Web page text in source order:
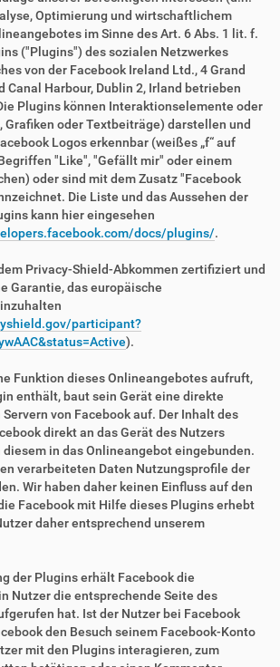
Optimierung und wirtschaftlichem
im Sinne des Art. 6 Abs. 1 lit. f.
("Plugins") des sozialen Netzwerkes
von der Facebook Ireland Ltd., 4 Grand
Canal Harbour, Dublin 2, Irland betrieben
Plugins können Interaktionselemente oder
Grafiken oder Textbeiträge) darstellen und
Logos erkennbar (weißes „f“ auf
"Like", "Gefällt mir" oder einem
oder sind mit dem Zusatz "Facebook
Die Liste und das Aussehen der
kann hier eingesehen
docs/plugins/.
Privacy-Shield-Abkommen zertifiziert und
Garantie, das europäische
participant?
).
Funktion dieses Onlineangebotes aufruft,
enthält, baut sein Gerät eine direkte
von Facebook auf. Der Inhalt des
direkt an das Gerät des Nutzers
in das Onlineangebot eingebunden.
verarbeiteten Daten Nutzungsprofile der
Wir haben daher keinen Einfluss auf den
Facebook mit Hilfe dieses Plugins erhebt
daher entsprechend unserem
der Plugins erhält Facebook die
Nutzer die entsprechende Seite des
hat. Ist der Nutzer bei Facebook
den Besuch seinem Facebook-Konto
mit den Plugins interagieren, zum